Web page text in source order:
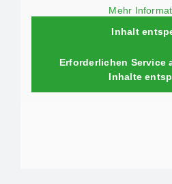
Mehr
Inhalt
Erforderlichen Service
Inhalte